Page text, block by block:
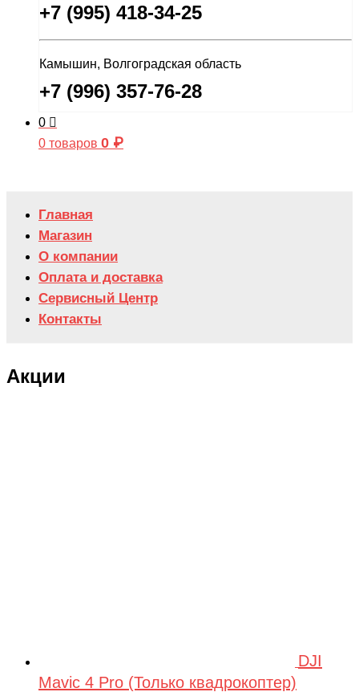
+7 (995) 418-34-25
Камышин, Волгоградская область
+7 (996) 357-76-28
0
0 товаров 0 ₽
Главная
Магазин
О компании
Оплата и доставка
Сервисный Центр
Контакты
Акции
DJI
Mavic 4 Pro (Только квадрокоптер)